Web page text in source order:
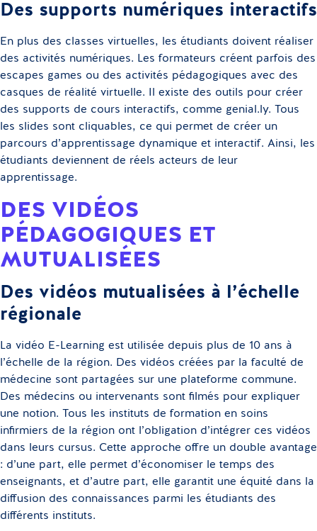
Des supports numériques interactifs
En plus des classes virtuelles, les étudiants doivent réaliser
des activités numériques. Les formateurs créent parfois des
escapes games ou des activités pédagogiques avec des
casques de réalité virtuelle. Il existe des outils pour créer
des supports de cours interactifs, comme genial.ly. Tous
les slides sont cliquables, ce qui permet de créer un
parcours d’apprentissage dynamique et interactif. Ainsi, les
étudiants deviennent de réels acteurs de leur
apprentissage.
DES VIDÉOS
PÉDAGOGIQUES ET
MUTUALISÉES
Des vidéos mutualisées à l’échelle
régionale
La vidéo E-Learning est utilisée depuis plus de 10 ans à
l’échelle de la région. Des vidéos créées par la faculté de
médecine sont partagées sur une plateforme commune.
Des médecins ou intervenants sont filmés pour expliquer
une notion. Tous les instituts de formation en soins
infirmiers de la région ont l’obligation d’intégrer ces vidéos
dans leurs cursus. Cette approche offre un double avantage
: d’une part, elle permet d’économiser le temps des
enseignants, et d’autre part, elle garantit une équité dans la
diffusion des connaissances parmi les étudiants des
différents instituts.